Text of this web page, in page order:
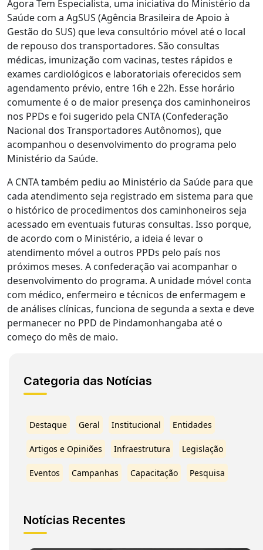
Agora Tem Especialista, uma iniciativa do Ministério da
Saúde com a AgSUS (Agência Brasileira de Apoio à
Gestão do SUS) que leva consultório móvel até o local
de repouso dos transportadores. São consultas
médicas, imunização com vacinas, testes rápidos e
exames cardiológicos e laboratoriais oferecidos sem
agendamento prévio, entre 16h e 22h. Esse horário
comumente é o de maior presença dos caminhoneiros
nos PPDs e foi sugerido pela CNTA (Confederação
Nacional dos Transportadores Autônomos), que
acompanhou o desenvolvimento do programa pelo
Ministério da Saúde.
A CNTA também pediu ao Ministério da Saúde para que
cada atendimento seja registrado em sistema para que
o histórico de procedimentos dos caminhoneiros seja
acessado em eventuais futuras consultas. Isso porque,
de acordo com o Ministério, a ideia é levar o
atendimento móvel a outros PPDs pelo país nos
próximos meses. A confederação vai acompanhar o
desenvolvimento do programa. A unidade móvel conta
com médico, enfermeiro e técnicos de enfermagem e
de análises clínicas, funciona de segunda a sexta e deve
permanecer no PPD de Pindamonhangaba até o
começo do mês de maio.
Categoria das Notícias
Destaque Geral Institucional Entidades
Artigos e Opiniões Infraestrutura Legislação
Eventos Campanhas Capacitação Pesquisa
Notícias Recentes